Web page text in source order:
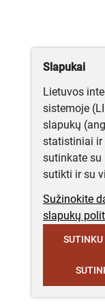
Slapukai
Lietuvos
sistemoje
slapukų
statistiniai ir
sutinkate
sutikti ir su
Sužinokite
slapukų